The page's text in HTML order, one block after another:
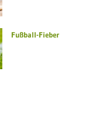
Fußball-Fieber